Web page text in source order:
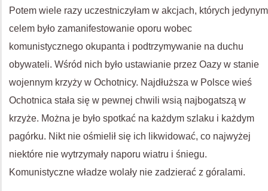
Potem wiele razy uczestniczyłam w akcjach, których jedynym
celem było zamanifestowanie oporu wobec
komunistycznego okupanta i podtrzymywanie na duchu
obywateli. Wśród nich było ustawianie przez Oazy w stanie
wojennym krzyży w Ochotnicy. Najdłuższa w Polsce wieś
Ochotnica stała się w pewnej chwili wsią najbogatszą w
krzyże. Można je było spotkać na każdym szlaku i każdym
pagórku. Nikt nie ośmielił się ich likwidować, co najwyżej
niektóre nie wytrzymały naporu wiatru i śniegu.
Komunistyczne władze wolały nie zadzierać z góralami.